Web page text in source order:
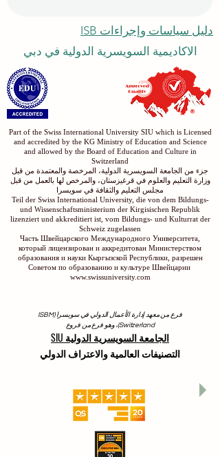
دليل سياسات وإجراءات ISB
الاكاديمية السويسرية الدولية في دبي
Part of the Swiss International University SIU which is Licensed
and accredited by the KG Ministry of Education and Science
and allowed by the Board of Education and Culture in
Switzerland
جزء من الجامعة السويسرية الدولية، المرخصة والمعتمدة من قبل
وزارة التعليم والعلوم في قرغيزستان، والمرخص لها بالعمل من قبل
مجلس التعليم والثقافة في سويسرا
Teil der Swiss International University, die von dem Bildungs-
und Wissenschaftsministerium der Kirgisischen Republik
lizenziert und akkreditiert ist, vom Bildungs- und Kulturrat der
Schweiz zugelassen
Часть Швейцарского Международного Университета,
который лицензирован и аккредитован Министерством
образования и науки Кыргызской Республики, разрешен
Советом по образованию и культуре Швейцарии
www.swissuniversity.com
فرع من معهد إدارة الأعمال الدولي في سويسرا (ISBM
Switzerland)، وهو فرع من فروع
الجامعة السويسرية الدولية SIU
التصنيفات العالمية والاعتراف الدولي